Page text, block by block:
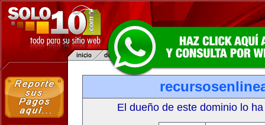
El dueño de este dominio lo